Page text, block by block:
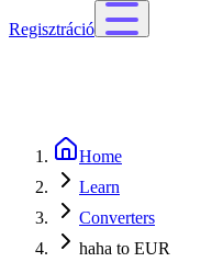
Regisztráció
Home
Learn
Converters
haha to EUR